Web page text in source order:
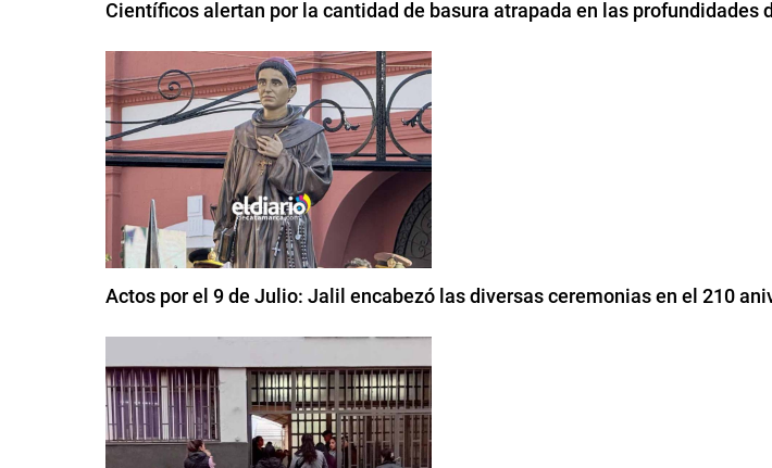
Científicos alertan por la cantidad de basura atrapada en las profundidades
Actos por el 9 de Julio: Jalil encabezó las diversas ceremonias en el 210